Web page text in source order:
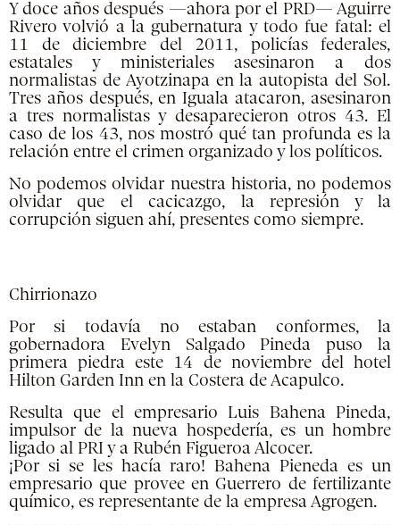
Y doce años después —ahora por el PRD— Aguirre
Rivero volvió a la gubernatura y todo fue fatal: el
11 de diciembre del 2011, policías federales,
estatales y ministeriales asesinaron a dos
normalistas de Ayotzinapa en la autopista del Sol.
Tres años después, en Iguala atacaron, asesinaron
a tres normalistas y desaparecieron otros 43. El
caso de los 43, nos mostró qué tan profunda es la
relación entre el crimen organizado y los políticos.
No podemos olvidar nuestra historia, no podemos
olvidar que el cacicazgo, la represión y la
corrupción siguen ahí, presentes como siempre.
Chirrionazo
Por si todavía no estaban conformes, la
gobernadora Evelyn Salgado Pineda puso la
primera piedra este 14 de noviembre del hotel
Hilton Garden Inn en la Costera de Acapulco.
Resulta que el empresario Luis Bahena Pineda,
impulsor de la nueva hospedería, es un hombre
ligado al PRI y a Rubén Figueroa Alcocer.
¡Por si se les hacía raro! Bahena Pieneda es un
empresario que provee en Guerrero de fertilizante
químico, es representante de la empresa Agrogen.